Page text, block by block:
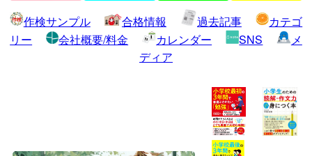
作検サンプル
合格情報 過去記事
カテゴ
リー
会社概要/料金 カレンダー SNS
メ
ディア